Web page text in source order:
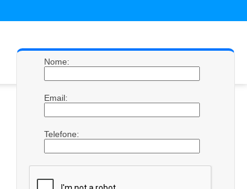
Nome:
Email:
Telefone: